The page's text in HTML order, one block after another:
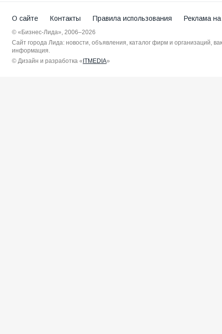
О сайте Контакты Правила использования Реклама
© «Бизнес-Лида», 2006–2026
Сайт города Лида: новости, объявления, каталог фирм и организаций,
информация.
© Дизайн и разработка « ITMEDIA»